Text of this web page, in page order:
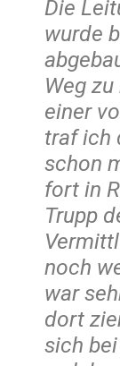
Die
wurde
Weg
einer
traf ich
schon
fort in
Trupp
noch
war
dort
sich